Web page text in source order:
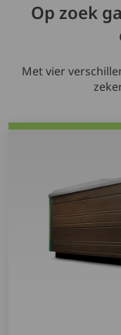
Op zoek
Met vier